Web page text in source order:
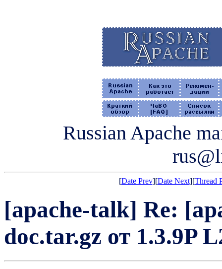
Russian Apache
[Date Prev][Date Next][Thread
[apache-talk] Re:
doc.tar.gz от 1.3.9P